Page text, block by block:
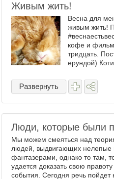
Живым жить!
Весна для
живым жить!
кофе и
тридцать.
ерундой)
то) Ну и вот
весна, вчера
Развернуть
Люди, которые были
Мы можем смеяться над
людей, выдвигающих нелепые
фантазерами, однако то там,
удается доказать свою
события. Сегодня речь пойдет